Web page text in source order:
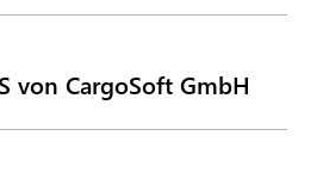
von CargoSoft GmbH